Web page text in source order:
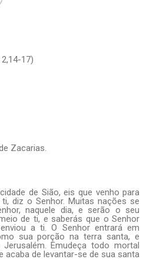
17)
Zacarias.
de Sião, eis que venho para
diz o Senhor. Muitas nações se
naquele dia, e serão o seu
de ti, e saberás que o Senhor
a ti. O Senhor entrará em
sua porção na terra santa, e
Emudeça todo mortal
acaba de levantar-se de sua santa